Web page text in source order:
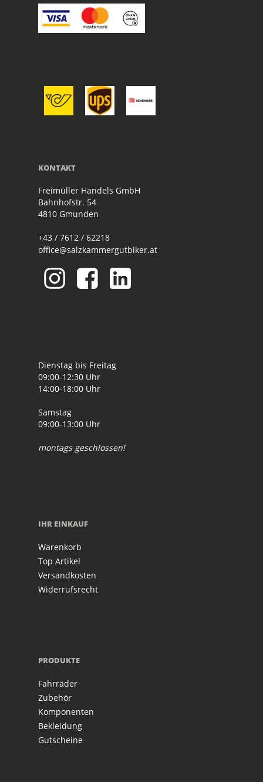
KONTAKT
Freimüller Handels GmbH
Bahnhofstr. 54
4810 Gmunden
+43 / 7612 / 62218
office@salzkammergutbiker.at
Dienstag bis Freitag
09:00-12:30 Uhr
14:00-18:00 Uhr
Samstag
09:00-13:00 Uhr
montags geschlossen!
IHR EINKAUF
Warenkorb
Top Artikel
Versandkosten
Widerrufsrecht
PRODUKTE
Fahrräder
Zubehör
Komponenten
Bekleidung
Gutscheine